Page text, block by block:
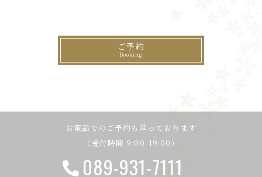
ご予約
お電話でのご予約も承っております
（受付時間 9:00-19:00）
089-931-7111